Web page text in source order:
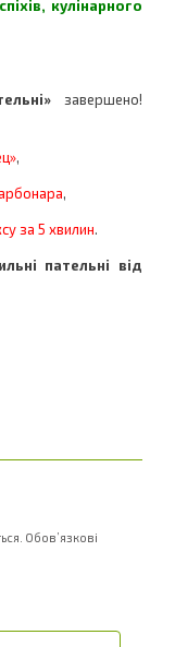
кулінарного
завершено!
,
,
за 5 хвилин.
пательні від
Обов’язкові